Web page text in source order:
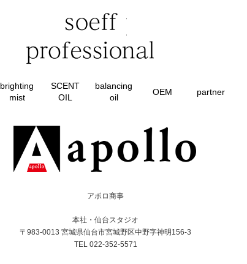
brighting
mist
SCENT
OIL
balancing
oil
OEM partner
アポロ商事
本社・仙台スタジオ
〒983-0013 宮城県仙台市宮城野区中野字神明156-3
TEL 022-352-5571